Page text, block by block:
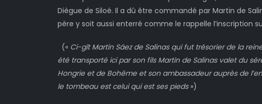
Diègue de Siloé. Il a dû être commandé par Martin de
père y soit aussi enterré comme le rappelle l’inscription
(« Ci-gît Martin Sáez de Salinas qui fut trésorier de la
été transporté ici par son fils Martin de Salinas valet du
Hongrie et de Bohême et son ambassadeur auprès de
le tombeau est celui qui est ses pieds»)